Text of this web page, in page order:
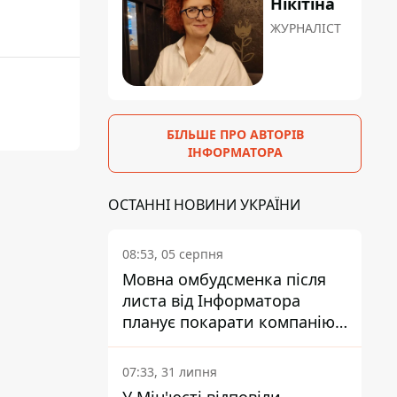
ЖУРНАЛІСТ
БІЛЬШЕ ПРО АВТОРІВ
ІНФОРМАТОРА
ОСТАННІ НОВИНИ УКРАЇНИ
08:53, 05 серпня
Мовна омбудсменка після
листа від Інформатора
планує покарати компанію-
підрядника ПриватБанку
07:33, 31 липня